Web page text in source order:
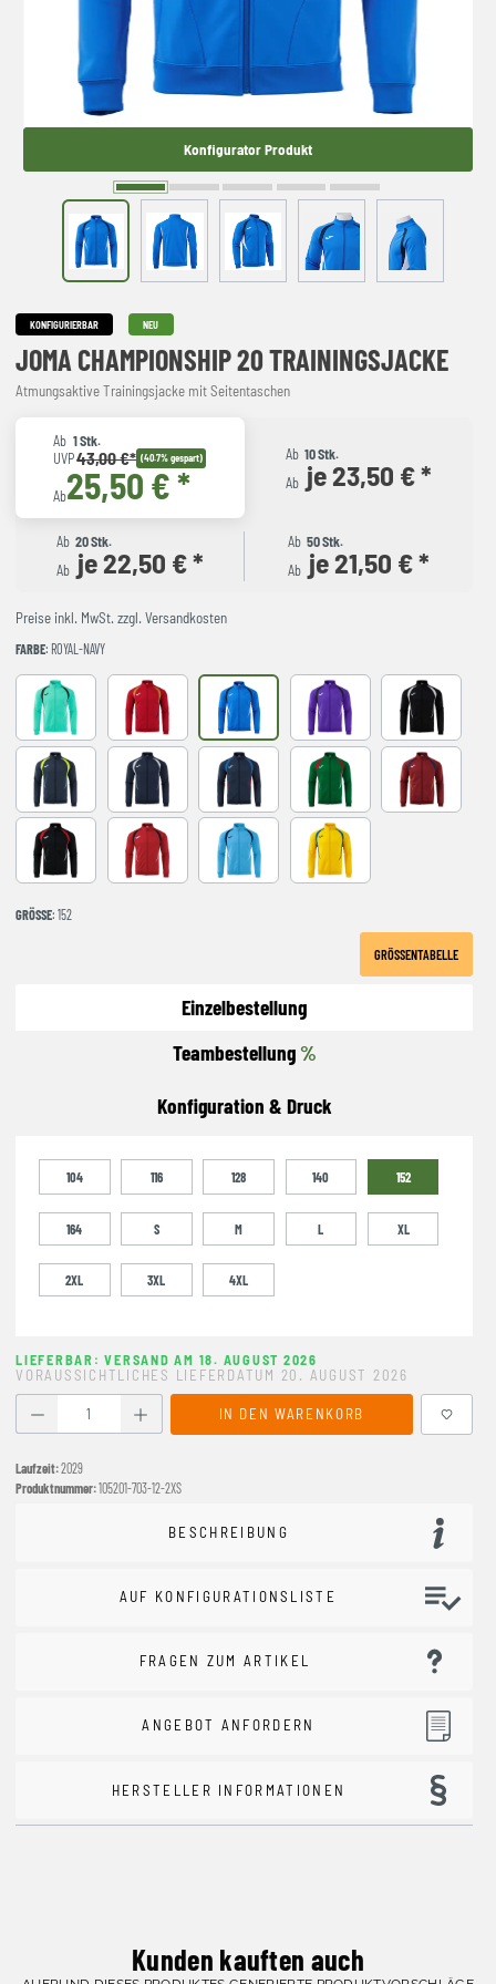
Konfigurator Produkt
KONFIGURIERBAR NEU
JOMA CHAMPIONSHIP 20 TRAININGSJACKE
Atmungsaktive Trainingsjacke mit Seitentaschen
Ab 1 Stk.
UVP43,00 €* (40.7% gespart)
Ab25,50 € *
Ab 10 Stk.
Ab je 23,50 € *
Ab 20 Stk.
Ab je 22,50 € *
Ab 50 Stk.
Ab je 21,50 € *
Preise inkl. MwSt. zzgl. Versandkosten
FARBE: ROYAL-NAVY
LIGHT GREEN RED-NAVY ROYAL-NAVY VIOLET BLACK-GREY
DARK NAVY AMARILLO FLUOR
NAVY-GREY NAVY-ROYAL VERDE-ROJO WINE-NAVY
BLACK-RED RED-BLACK SKY BLUE-NAVY YELLOW-ROYAL
GRÖSSE : 152
GRÖSSENTABELLE
Einzelbestellung
Teambestellung %
Konfiguration & Druck
104 116 128 140 152
164 S M L XL
2XL 3XL 4XL
LIEFERBAR: VERSAND AM 18. AUGUST 2026
VORAUSSICHTLICHES LIEFERDATUM 20. AUGUST 2026
Produkt Anzahl: Gib den gewünschten Wert ein oder
IN DEN WARENKORB
Laufzeit:2029
Produktnummer:105201-703-12-2XS
BESCHREIBUNG
AUF KONFIGURATIONSLISTE
FRAGEN ZUM ARTIKEL
ANGEBOT ANFORDERN
HERSTELLER INFORMATIONEN
Kunden kauften auch